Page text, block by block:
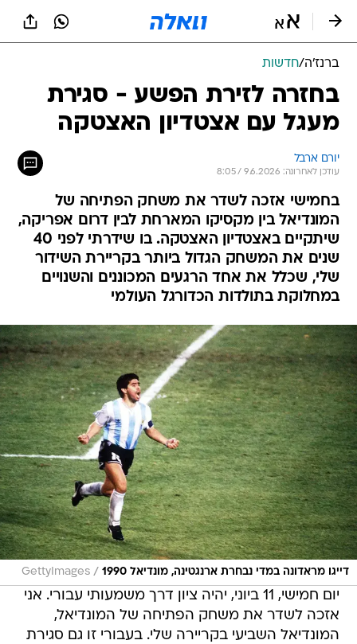
ברנז'ה/חדשות
בחזרה לזירת הפשע - סגירת
מעגל עם אצטדיון האצטקה
יורם ארבל
עודכן לאחרונה: 9.6.2026 / 8:05
בחמישי אזכה לשדר את משחק הפתיחה של
המונדיאל בין מקסיקו המארחת לבין דרום אפריקה,
שיתקיים באצטדיון האצטקה. בו שידרתי לפני 40
שנים את המשחק הגדול ביותר בקריירת השידור
שלי, שכלל את אחד הרגעים המכוננים והשנויים
במחלוקת בתולדות הכדורגל העולמי
דייגו מראדונה במדי נבחרת ארנגטינה, מונדיאל 1990 /
GettyImages
יום חמישי, 11 ביוני, יהיה ציון דרך משמעותי עבורי. אני
אזכה לשדר את משחק הפתיחה של המונדיאל,
המונדיאל השביעי בקריירה שלי. בעבורי זו גם סגירת